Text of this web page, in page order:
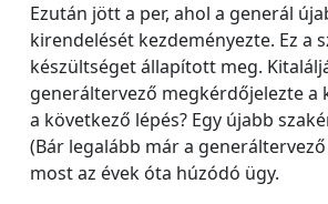
Ezután jött a per, ahol a generál
kirendelését kezdeményezte. Ez a
készültséget állapított meg.
generáltervező megkérdőjelezte a
a következő lépés? Egy újabb
(Bár legalább már a
most az évek óta húzódó ügy.